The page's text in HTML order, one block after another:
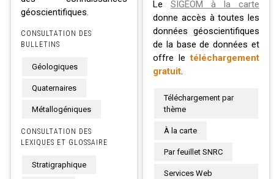
géoscientifiques.
CONSULTATION DES
BULLETINS
Géologiques
Quaternaires
Métallogéniques
CONSULTATION DES
LEXIQUES ET GLOSSAIRE
Stratigraphique
Le SIGÉOM à la carte
donne accès à toutes les
données géoscientifiques
de la base de données et
offre letéléchargement
gratuit.
Téléchargement par
thème
À la carte
Par feuillet SNRC
Services Web